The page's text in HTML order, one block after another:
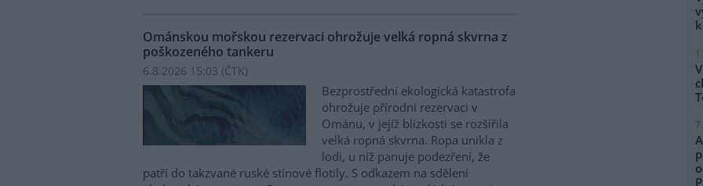
Ománskou mořskou rezervaci ohrožuje velká ropná skvrna z
poškozeného tankeru
6.8.2026 15:03 (ČTK)
Bezprostřední ekologická katastrofa
ohrožuje přírodní rezervaci v
Ománu, v jejíž blízkosti se rozšířila
velká ropná skvrna. Ropa unikla z
lodi, u níž panuje podezření, že
patří do takzvané ruské stínové flotily. S odkazem na sdělení